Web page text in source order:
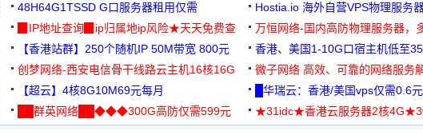
48H64G1TSSD G口服务器租用仅需
3000+可免费测试
Hostia.io 海外自营VPS物理服务
▉IP地址查询▉ip归属地ip风险★天天免费查
万恒网络-国内高防物理服务器，
99元/月起
【香港站群】250个随机IP 50M带宽 800元
香港、美国1-10G口宿主机低至
创梦网络-西安电信骨干线路云主机16核16G
88元/月
微子网络 高效、可靠的网络服务
【超云】4核8G10M69元每月
█华瑞云：香港/美国vps仅需0.6
██群英网络██◆◆◆300G高防仅需599元
★31idc★香港云服务器2核